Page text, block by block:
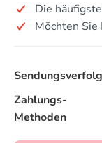
Die
Möchten Sie
Zahlungs-
Methoden